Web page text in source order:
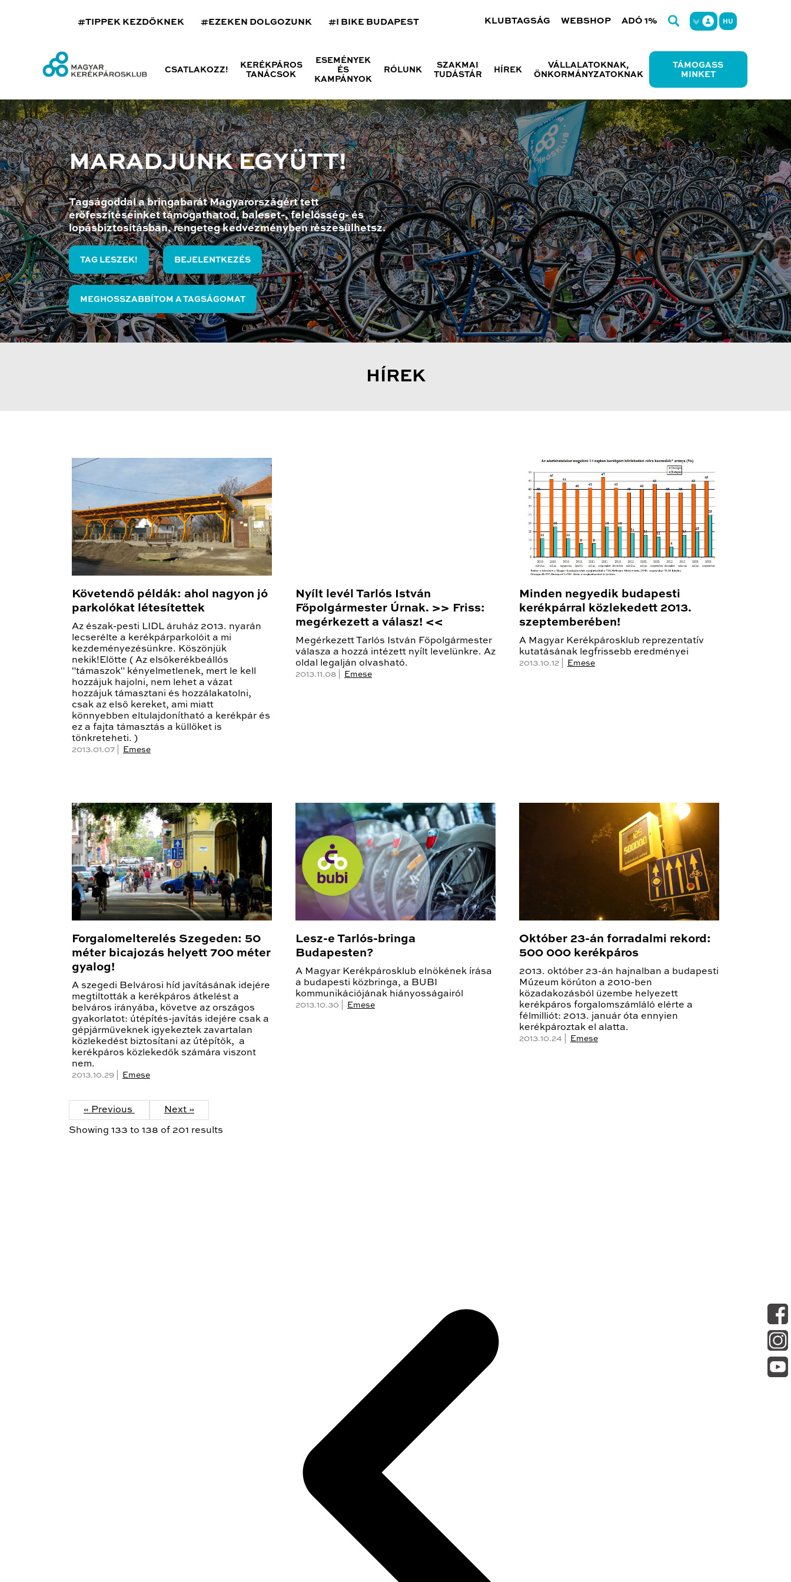
#TIPPEK KEZDŐKNEK #EZEKEN DOLGOZUNK #I BIKE BUDAPEST KLUBTAGSÁG WEBSHOP ADÓ 1% HU
CSATLAKOZZ!
KERÉKPÁROS
TANÁCSOK
ESEMÉNYEK
ÉS
KAMPÁNYOK
RÓLUNK
SZAKMAI
TUDÁSTÁR
HÍREK
VÁLLALATOKNAK,
ÖNKORMÁNYZATOKNAK
TÁMOGASS
MINKET
MARADJUNK EGYÜTT!
Tagságoddal a bringabarát Magyarországért tett
erőfeszítéseinket támogathatod, baleset-, felelősség- és
lopásbiztosításban, rengeteg kedvezményben részesülhetsz.
TAG LESZEK! BEJELENTKEZÉS
MEGHOSSZABBÍTOM A TAGSÁGOMAT
HÍREK
Követendő példák: ahol nagyon jó
parkolókat létesítettek
Az észak-pesti LIDL áruház 2013. nyarán
lecserélte a kerékpárparkolóit a mi
kezdeményezésünkre. Köszönjük
nekik!Előtte ( Az elsőkerékbeállós
"támaszok" kényelmetlenek, mert le kell
hozzájuk hajolni, nem lehet a vázat
hozzájuk támasztani és hozzálakatolni,
csak az első kereket, ami miatt
könnyebben eltulajdonítható a kerékpár és
ez a fajta támasztás a küllőket is
tönkreteheti. )
2013.01.07 | Emese
Nyílt levél Tarlós István
Főpolgármester Úrnak. >> Friss:
megérkezett a válasz! <<
Megérkezett Tarlós István Főpolgármester
válasza a hozzá intézett nyílt levelünkre. Az
oldal legalján olvasható.
2013.11.08 | Emese
Minden negyedik budapesti
kerékpárral közlekedett 2013.
szeptemberében!
A Magyar Kerékpárosklub reprezentatív
kutatásának legfrissebb eredményei
2013.10.12 | Emese
Forgalomelterelés Szegeden: 50
méter bicajozás helyett 700 méter
gyalog!
A szegedi Belvárosi híd javításának idejére
megtiltották a kerékpáros átkelést a
belváros irányába, követve az országos
gyakorlatot: útépítés-javítás idejére csak a
gépjárműveknek igyekeztek zavartalan
közlekedést biztosítani az útépítők, a
kerékpáros közlekedők számára viszont
nem.
2013.10.29 | Emese
Lesz-e Tarlós-bringa
Budapesten?
A Magyar Kerékpárosklub elnökének írása
a budapesti közbringa, a BUBI
kommunikációjának hiányosságairól
2013.10.30 | Emese
Október 23-án forradalmi rekord:
500 000 kerékpáros
2013. október 23-án hajnalban a budapesti
Múzeum körúton a 2010-ben
közadakozásból üzembe helyezett
kerékpáros forgalomszámláló elérte a
félmilliót: 2013. január óta ennyien
kerékpároztak el alatta.
2013.10.24 | Emese
« Previous Next »
Showing 133 to 138 of 201 results